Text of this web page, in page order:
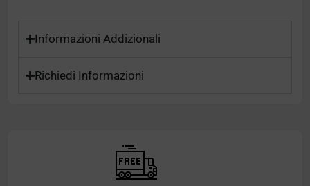
Informazioni Addizionali
Richiedi Informazioni